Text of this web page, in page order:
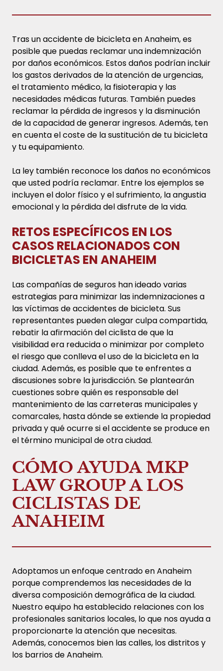
Tras un accidente de bicicleta en Anaheim, es
posible que puedas reclamar una indemnización
por daños económicos. Estos daños podrían incluir
los gastos derivados de la atención de urgencias,
el tratamiento médico, la fisioterapia y las
necesidades médicas futuras. También puedes
reclamar la pérdida de ingresos y la disminución
de la capacidad de generar ingresos. Además, ten
en cuenta el coste de la sustitución de tu bicicleta
y tu equipamiento.
La ley también reconoce los daños no económicos
que usted podría reclamar. Entre los ejemplos se
incluyen el dolor físico y el sufrimiento, la angustia
emocional y la pérdida del disfrute de la vida.
RETOS ESPECÍFICOS EN LOS
CASOS RELACIONADOS CON
BICICLETAS EN ANAHEIM
Las compañías de seguros han ideado varias
estrategias para minimizar las indemnizaciones a
las víctimas de accidentes de bicicleta. Sus
representantes pueden alegar culpa compartida,
rebatir la afirmación del ciclista de que la
visibilidad era reducida o minimizar por completo
el riesgo que conlleva el uso de la bicicleta en la
ciudad. Además, es posible que te enfrentes a
discusiones sobre la jurisdicción. Se plantearán
cuestiones sobre quién es responsable del
mantenimiento de las carreteras municipales y
comarcales, hasta dónde se extiende la propiedad
privada y qué ocurre si el accidente se produce en
el término municipal de otra ciudad.
CÓMO AYUDA MKP
LAW GROUP A LOS
CICLISTAS DE
ANAHEIM
Adoptamos un enfoque centrado en Anaheim
porque comprendemos las necesidades de la
diversa composición demográfica de la ciudad.
Nuestro equipo ha establecido relaciones con los
profesionales sanitarios locales, lo que nos ayuda a
proporcionarte la atención que necesitas.
Además, conocemos bien las calles, los distritos y
los barrios de Anaheim.